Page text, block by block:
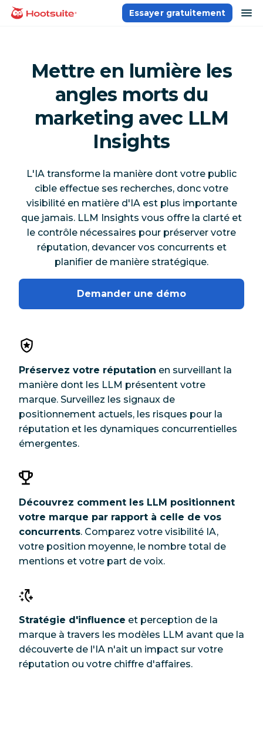
Aller
Accueil
Essayer gratuitement
Mettre en lumière les
angles morts du
marketing avec LLM
Insights
L'IA transforme la manière dont votre public
cible effectue ses recherches, donc votre
visibilité en matière d'IA est plus importante
que jamais. LLM Insights vous offre la clarté et
le contrôle nécessaires pour préserver votre
réputation, devancer vos concurrents et
planifier de manière stratégique.
Demander une démo
Préservez votre réputation en surveillant la
manière dont les LLM présentent votre
marque. Surveillez les signaux de
positionnement actuels, les risques pour la
réputation et les dynamiques concurrentielles
émergentes.
Découvrez comment les LLM positionnent
votre marque par rapport à celle de vos
concurrents. Comparez votre visibilité IA,
votre position moyenne, le nombre total de
mentions et votre part de voix.
Stratégie d'influence et perception de la
marque à travers les modèles LLM avant que la
découverte de l'IA n'ait un impact sur votre
réputation ou votre chiffre d'affaires.